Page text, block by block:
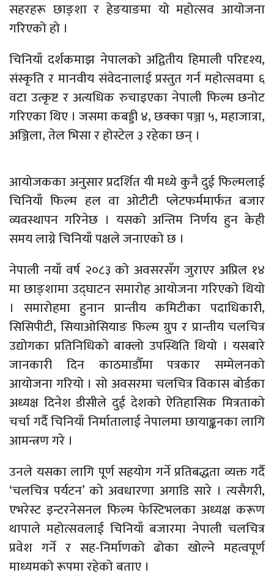
सहरहरू छाङ्शा र हेङयाङमा यो महोत्सव आयोजना
गरिएको हो ।
चिनियाँ दर्शकमाझ नेपालको अद्वितीय हिमाली परिदृश्य,
संस्कृति र मानवीय संवेदनालाई प्रस्तुत गर्न महोत्सवमा ६
वटा उत्कृष्ट र अत्यधिक रुचाइएका नेपाली फिल्म छनोट
गरिएका थिए । जसमा कबड्डी ४, छक्का पञ्जा ५, महाजात्रा,
अञ्जिला, तेल भिसा र होस्टेल ३ रहेका छन् ।
आयोजकका अनुसार प्रदर्शित यी मध्ये कुनै दुई फिल्मलाई
चिनियाँ फिल्म हल वा ओटीटी प्लेटफर्ममार्फत बजार
व्यवस्थापन गरिनेछ । यसको अन्तिम निर्णय हुन केही
समय लाग्ने चिनियाँ पक्षले जनाएको छ ।
नेपाली नयाँ वर्ष २०८३ को अवसरसँग जुराएर अप्रिल १४
मा छाङ्शामा उद्घाटन समारोह आयोजना गरिएको थियो
। समारोहमा हुनान प्रान्तीय कमिटीका पदाधिकारी,
सिसिपीटी, सियाओसियाङ फिल्म ग्रुप र प्रान्तीय चलचित्र
उद्योगका प्रतिनिधिको बाक्लो उपस्थिति थियो । यसबारे
जानकारी दिन काठमाडौँमा पत्रकार सम्मेलनको
आयोजना गरियो । सो अवसरमा चलचित्र विकास बोर्डका
अध्यक्ष दिनेश डीसीले दुई देशको ऐतिहासिक मित्रताको
चर्चा गर्दै चिनियाँ निर्मातालाई नेपालमा छायाङ्कनका लागि
आमन्त्रण गरे ।
उनले यसका लागि पूर्ण सहयोग गर्ने प्रतिबद्धता व्यक्त गर्दै
‘चलचित्र पर्यटन’ को अवधारणा अगाडि सारे । त्यसैगरी,
एभरेस्ट इन्टरनेसनल फिल्म फेस्टिभलका अध्यक्ष करूण
थापाले महोत्सवलाई चिनियाँ बजारमा नेपाली चलचित्र
प्रवेश गर्ने र सह-निर्माणको ढोका खोल्ने महत्वपूर्ण
माध्यमको रूपमा रहेको बताए ।